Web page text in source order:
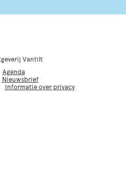
Vantilt
Agenda
Nieuwsbrief
Informatie over privacy